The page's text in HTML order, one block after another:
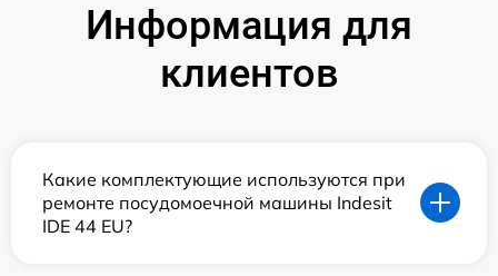
Информация для
клиентов
Какие комплектующие используются при
ремонте посудомоечной машины Indesit
IDE 44 EU?